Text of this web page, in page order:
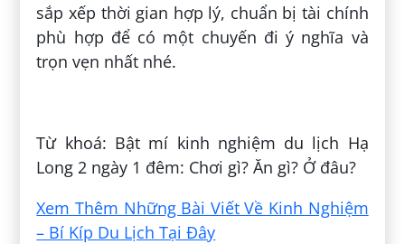
sắp xếp thời gian hợp lý, chuẩn bị tài chính
phù hợp để có một chuyến đi ý nghĩa và
trọn vẹn nhất nhé.
Từ khoá: Bật mí kinh nghiệm du lịch Hạ
Long 2 ngày 1 đêm: Chơi gì? Ăn gì? Ở đâu?
Xem Thêm Những Bài Viết Về Kinh Nghiệm
– Bí Kíp Du Lịch Tại Đây